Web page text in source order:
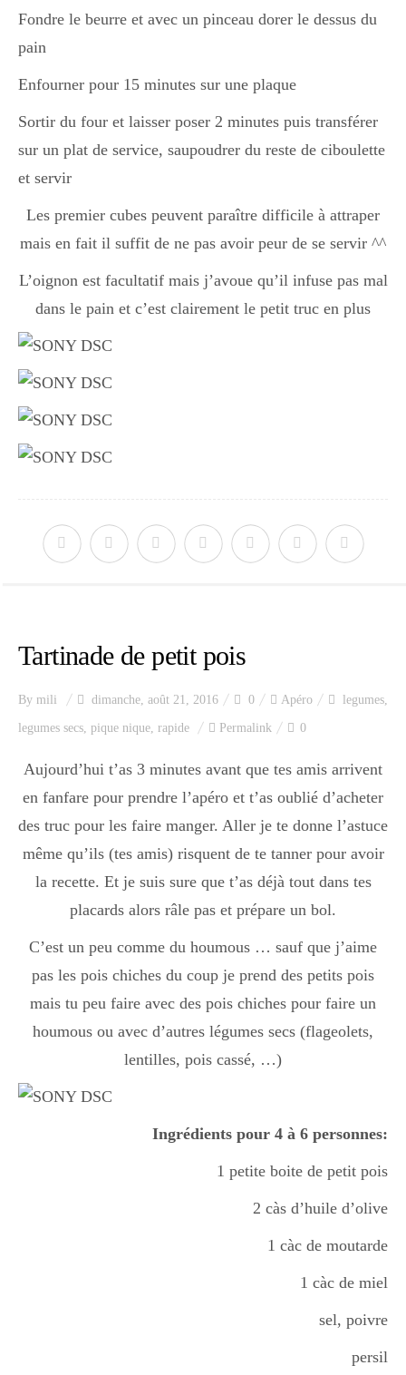
Fondre le beurre et avec un pinceau dorer le dessus du
pain
Enfourner pour 15 minutes sur une plaque
Sortir du four et laisser poser 2 minutes puis transférer
sur un plat de service, saupoudrer du reste de ciboulette
et servir
Les premier cubes peuvent paraître difficile à attraper
mais en fait il suffit de ne pas avoir peur de se servir ^^
L’oignon est facultatif mais j’avoue qu’il infuse pas mal
dans le pain et c’est clairement le petit truc en plus
Tartinade de petit pois
By mili dimanche, août 21, 2016 0 Apéro legumes,
legumes secs, pique nique, rapide Permalink 0
Aujourd’hui t’as 3 minutes avant que tes amis arrivent
en fanfare pour prendre l’apéro et t’as oublié d’acheter
des truc pour les faire manger. Aller je te donne l’astuce
même qu’ils (tes amis) risquent de te tanner pour avoir
la recette. Et je suis sure que t’as déjà tout dans tes
placards alors râle pas et prépare un bol.
C’est un peu comme du houmous … sauf que j’aime
pas les pois chiches du coup je prend des petits pois
mais tu peu faire avec des pois chiches pour faire un
houmous ou avec d’autres légumes secs (flageolets,
lentilles, pois cassé, …)
Ingrédients pour 4 à 6 personnes:
1 petite boite de petit pois
2 càs d’huile d’olive
1 càc de moutarde
1 càc de miel
sel, poivre
persil